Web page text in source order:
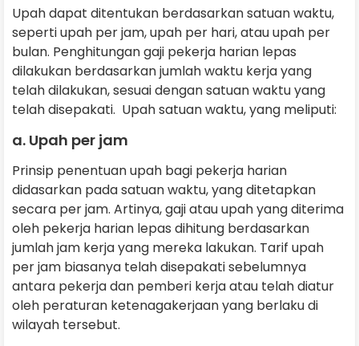
Upah dapat ditentukan berdasarkan satuan waktu,
seperti upah per jam, upah per hari, atau upah per
bulan. Penghitungan gaji pekerja harian lepas
dilakukan berdasarkan jumlah waktu kerja yang
telah dilakukan, sesuai dengan satuan waktu yang
telah disepakati. Upah satuan waktu, yang meliputi:
a. Upah per jam
Prinsip penentuan upah bagi pekerja harian
didasarkan pada satuan waktu, yang ditetapkan
secara per jam. Artinya, gaji atau upah yang diterima
oleh pekerja harian lepas dihitung berdasarkan
jumlah jam kerja yang mereka lakukan. Tarif upah
per jam biasanya telah disepakati sebelumnya
antara pekerja dan pemberi kerja atau telah diatur
oleh peraturan ketenagakerjaan yang berlaku di
wilayah tersebut.